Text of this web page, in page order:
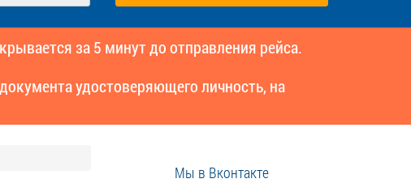
за 5 минут до отправления рейса.
удостоверяющего личность, на
Мы в Вконтакте